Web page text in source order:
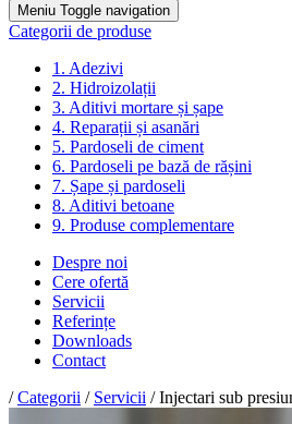
Meniu Toggle navigation
Categorii de produse
1. Adezivi
2. Hidroizolații
3. Aditivi mortare și șape
4. Reparații și asanări
5. Pardoseli de ciment
6. Pardoseli pe bază de rășini
7. Șape și pardoseli
8. Aditivi betoane
9. Produse complementare
Despre noi
Cere ofertă
Servicii
Referințe
Downloads
Contact
/Categorii / Servicii / Injectari sub